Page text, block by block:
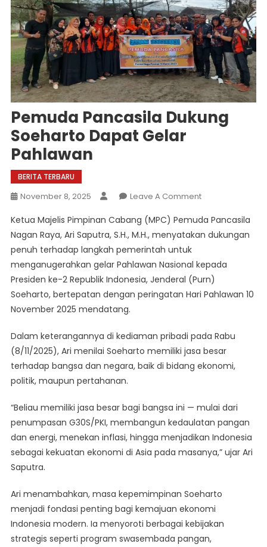
Pemuda Pancasila Dukung
Soeharto Dapat Gelar
Pahlawan
BERITA TERBARU
November 8, 2025 Leave A CommentOn
Pancasila
Dukung
Dapat
Gelar
Pahlawan
Ketua Majelis Pimpinan Cabang (MPC) Pemuda Pancasila
Nagan Raya, Ari Saputra, S.H., M.H., menyatakan dukungan
penuh terhadap langkah pemerintah untuk
menganugerahkan gelar Pahlawan Nasional kepada
Presiden ke-2 Republik Indonesia, Jenderal (Purn)
Soeharto, bertepatan dengan peringatan Hari Pahlawan 10
November 2025 mendatang.
Dalam keterangannya di kediaman pribadi pada Rabu
(8/11/2025), Ari menilai Soeharto memiliki jasa besar
terhadap bangsa dan negara, baik di bidang ekonomi,
politik, maupun pertahanan.
“Beliau memiliki jasa besar bagi bangsa ini — mulai dari
penumpasan G30S/PKI, membangun kedaulatan pangan
dan energi, menekan inflasi, hingga menjadikan Indonesia
sebagai kekuatan ekonomi di Asia pada masanya,” ujar Ari
Saputra.
Ari menambahkan, masa kepemimpinan Soeharto
menjadi fondasi penting bagi kemajuan ekonomi
Indonesia modern. Ia menyoroti berbagai kebijakan
strategis seperti program swasembada pangan,